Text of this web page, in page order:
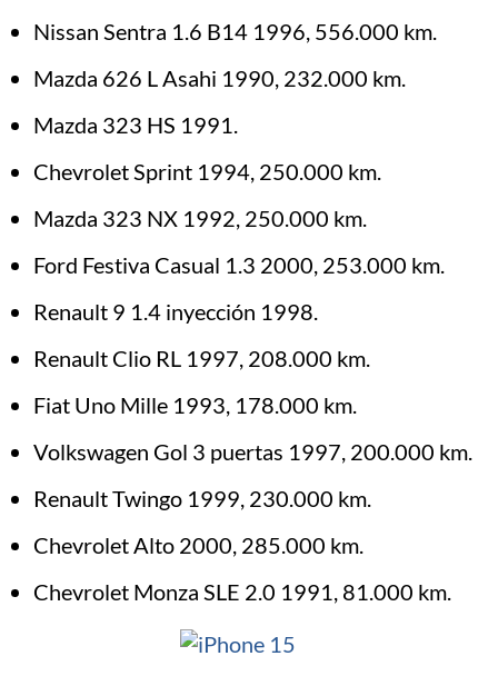
Nissan Sentra 1.6 B14 1996, 556.000 km.
Mazda 626 L Asahi 1990, 232.000 km.
Mazda 323 HS 1991.
Chevrolet Sprint 1994, 250.000 km.
Mazda 323 NX 1992, 250.000 km.
Ford Festiva Casual 1.3 2000, 253.000 km.
Renault 9 1.4 inyección 1998.
Renault Clio RL 1997, 208.000 km.
Fiat Uno Mille 1993, 178.000 km.
Volkswagen Gol 3 puertas 1997, 200.000 km.
Renault Twingo 1999, 230.000 km.
Chevrolet Alto 2000, 285.000 km.
Chevrolet Monza SLE 2.0 1991, 81.000 km.